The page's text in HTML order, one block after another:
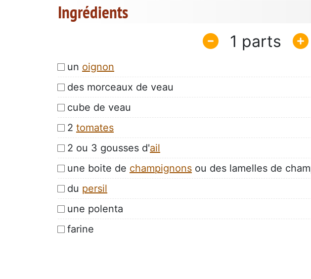
Ingrédients
1
un oignon
des morceaux de veau
cube de veau
2 tomates
2 ou 3 gousses d'ail
une boite de champignons ou des lamelles de
du persil
une polenta
farine